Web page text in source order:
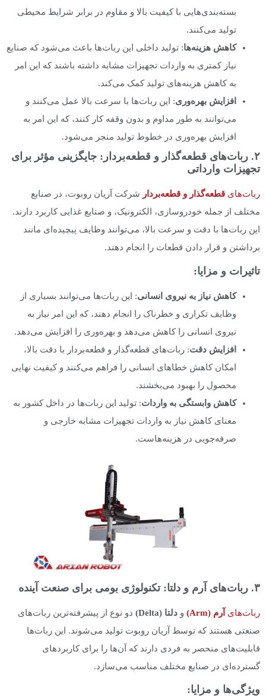
بسته‌بندی‌هایی با کیفیت بالا و مقاوم در برابر شرایط محیطی
تولید می‌کنند.
کاهش هزینه‌ها: تولید داخلی این ربات‌ها باعث می‌شود که صنایع
نیاز کمتری به واردات تجهیزات مشابه داشته باشند که این امر
به کاهش هزینه‌های تولید کمک می‌کند.
افزایش بهره‌وری: این ربات‌ها با سرعت بالا عمل می‌کنند و
می‌توانند به طور مداوم و بدون وقفه کار کنند، که این امر به
افزایش بهره‌وری در خطوط تولید منجر می‌شود.
۲. ربات‌های قطعه‌گذار و قطعه‌بردار: جایگزینی مؤثر برای
تجهیزات وارداتی
ربات‌های قطعه‌گذار و قطعه‌بردار شرکت آریان روبوت، در صنایع
مختلف از جمله خودروسازی، الکترونیک، و صنایع غذایی کاربرد دارند.
این ربات‌ها با دقت و سرعت بالا، می‌توانند وظایف پیچیده‌ای مانند
برداشتن و قرار دادن قطعات را انجام دهند.
تاثیرات و مزایا:
کاهش نیاز به نیروی انسانی: این ربات‌ها می‌توانند بسیاری از
وظایف تکراری و خطرناک را انجام دهند، که این امر نیاز به
نیروی انسانی را کاهش می‌دهد و بهره‌وری را افزایش می‌دهد.
افزایش دقت: ربات‌های قطعه‌گذار و قطعه‌بردار با دقت بالا،
امکان کاهش خطاهای انسانی را فراهم می‌کنند و کیفیت نهایی
محصول را بهبود می‌بخشند.
کاهش وابستگی به واردات: تولید این ربات‌ها در داخل کشور به
معنای کاهش نیاز به واردات تجهیزات مشابه خارجی و
صرفه‌جویی در هزینه‌هاست.
۳. ربات‌های آرم و دلتا: تکنولوژی بومی برای صنعت آینده
ربات‌های آرم (Arm) و دلتا (Delta)
دو نوع از پیشرفته‌ترین ربات‌های
صنعتی هستند که توسط آریان روبوت تولید می‌شوند. این ربات‌ها
قابلیت‌های منحصر به فردی دارند که آن‌ها را برای کاربردهای
گسترده‌ای در صنایع مختلف مناسب می‌سازد.
ویژگی‌ها و مزایا: